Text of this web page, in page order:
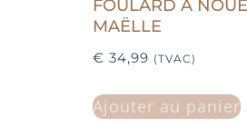
FOULARD À
MAËLLE
€ 34,99 (TVAC)
Ajouter au panier